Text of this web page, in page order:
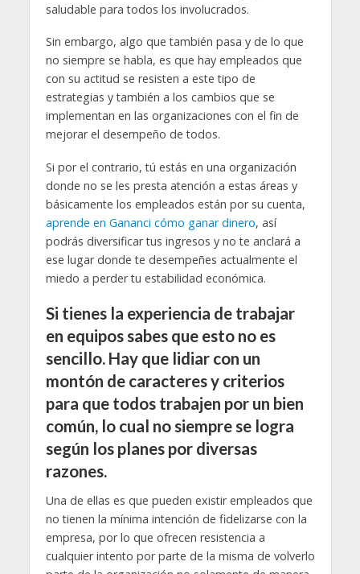
saludable para todos los involucrados.
Sin embargo, algo que también pasa y de lo que
no siempre se habla, es que hay empleados que
con su actitud se resisten a este tipo de
estrategias y también a los cambios que se
implementan en las organizaciones con el fin de
mejorar el desempeño de todos.
Si por el contrario, tú estás en una organización
donde no se les presta atención a estas áreas y
básicamente los empleados están por su cuenta,
aprende en Gananci cómo ganar dinero, así
podrás diversificar tus ingresos y no te anclará a
ese lugar donde te desempeñes actualmente el
miedo a perder tu estabilidad económica.
Si tienes la experiencia de trabajar
en equipos sabes que esto no es
sencillo. Hay que lidiar con un
montón de caracteres y criterios
para que todos trabajen por un bien
común, lo cual no siempre se logra
según los planes por diversas
razones.
Una de ellas es que pueden existir empleados que
no tienen la mínima intención de fidelizarse con la
empresa, por lo que ofrecen resistencia a
cualquier intento por parte de la misma de volverlo